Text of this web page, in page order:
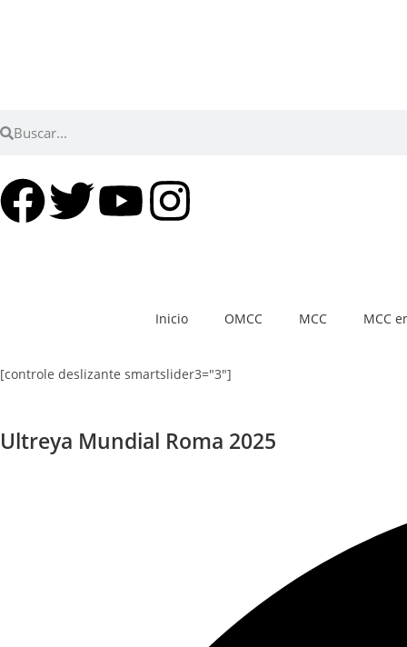
Inicio OMCC MCC MCC
[controle deslizante smartslider3="3"]
Ultreya Mundial Roma 2025